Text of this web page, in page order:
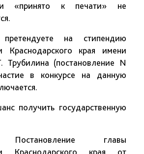
«принято к печати» не
на стипендию
Краснодарского края имени
Трубилина (постановление N
в конкурсе на данную
получить государственную
Постановление главы
Краснодарского края от